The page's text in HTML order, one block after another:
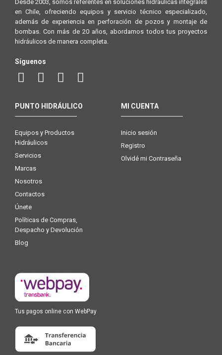
Desde 2003, somos referentes en soluciones hidráulicas integrales
en Chile, ofreciendo equipos y servicio técnico especializado,
además de experiencia en perforación de pozos y montaje de
bombas. Con más de 20 años, abordamos todos tus proyectos
hidráulicos de manera completa.
Síguenos
PUNTO HIDRÁULICO
Equipos y Productos
Hidráulicos
Servicios
Marcas
Nosotros
Contactos
Únete
Políticas de Compras,
Despacho y Devolución
Blog
MI CUENTA
Inicio sesión
Registro
Olvidé mi Contraseña
Tus pagos online con WebPay